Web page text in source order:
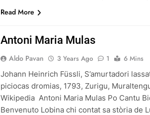
Read More
Antoni Maria Mulas
Aldo Pavan 3 Years Ago 1
6 Mins
Johann Heinrich Füssli, S’amurtadori
piciocas dromias, 1793, Zurigu,
Wikipedia Antoni Maria Mulas Po Cantu
Benvenuto Lobina chi contat sa stòria de